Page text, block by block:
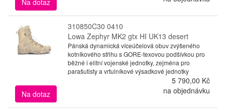
310850C30 0410
Lowa Zephyr MK2 gtx HI UK13 desert
Pánská dynamická víceúčelová obuv zvýšeného
kotníkového střihu s GORE-texovou podšívkou pro
běžné i elitní vojenské jednotky, zejména pro
parašutisty a vrtulníkové výsadkové jednotky
5 790,00 Kč
Na dotaz
na objednávku